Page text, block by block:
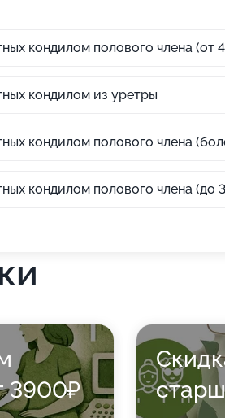
кондилом полового члена (от
кондилом из уретры
кондилом полового члена
кондилом полового члена (до
3900₽